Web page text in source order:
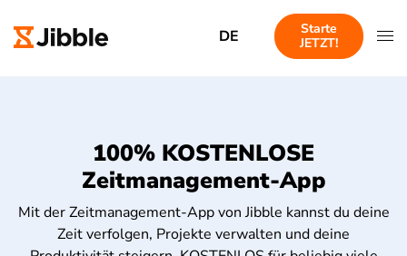
DE
Starte
JETZT!
100% KOSTENLOSE
Zeitmanagement-App
Mit der Zeitmanagement-App von Jibble kannst du deine
Zeit verfolgen, Projekte verwalten und deine